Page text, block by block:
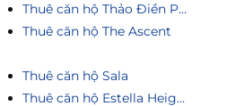
Thuê căn hộ Thảo Điền Pearl
Thuê căn hộ The Ascent
Thuê căn hộ Sala
Thuê căn hộ Estella Heights